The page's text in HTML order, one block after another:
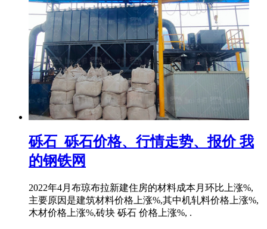
砾石_砾石价格、行情走势、报价 我
的钢铁网
2022年4月布琼布拉新建住房的材料成本月环比上涨%,
主要原因是建筑材料价格上涨%,其中机轧料价格上涨%,
木材价格上涨%,砖块 砾石 价格上涨%, .